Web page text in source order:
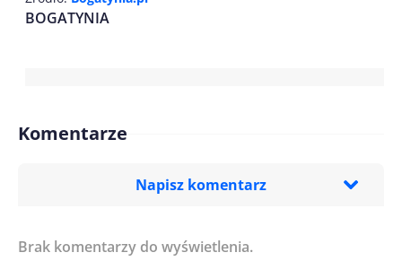
BOGATYNIA
Komentarze
Napisz komentarz
Imię/ Nick*
Brak komentarzy do wyświetlenia.